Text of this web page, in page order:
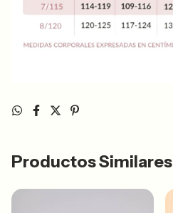
Productos Similares